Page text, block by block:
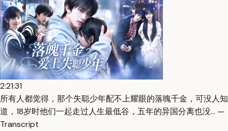
2:21:31
所有人都觉得，那个失聪少年配不上耀眼的落魄千金，可没人知
道，18岁时他们一起走过人生最低谷，五年的异国分离也没… —
Transcript